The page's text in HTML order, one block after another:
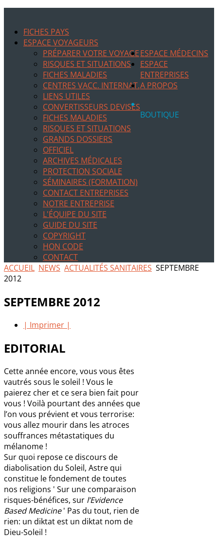
FICHES PAYS
ESPACE VOYAGEURS
PRÉPARER VOTRE VOYAGE
RISQUES ET SITUATIONS
FICHES MALADIES
CENTRES VACC. INTERNAT.
LIENS UTILES
CONVERTISSEURS DEVISES
ESPACE MÉDECINS
FICHES MALADIES
RISQUES ET SITUATIONS
GRANDS DOSSIERS
OFFICIEL
ARCHIVES MÉDICALES
ESPACE
ENTREPRISES
PROTECTION SOCIALE
SÉMINAIRES (FORMATION)
CONTACT ENTREPRISES
A PROPOS
NOTRE ENTREPRISE
L'ÉQUIPE DU SITE
GUIDE DU SITE
COPYRIGHT
HON CODE
CONTACT
BOUTIQUE
ACCUEIL NEWS ACTUALITÉS SANITAIRES SEPTEMBRE
2012
SEPTEMBRE 2012
| Imprimer |
EDITORIAL
Cette année encore, vous vous êtes
vautrés sous le soleil ! Vous le
paierez cher et ce sera bien fait pour
vous ! Voilà pourtant des années que
l’on vous prévient et vous terrorise:
vous allez mourir dans les atroces
souffrances métastatiques du
mélanome !
Sur quoi repose ce discours de
diabolisation du Soleil, Astre qui
constitue le fondement de toutes
nos religions ' Sur une comparaison
risques-bénéfices, sur l’Evidence
Based Medicine' Pas du tout, rien de
rien: un diktat est un diktat nom de
Dieu-Soleil !